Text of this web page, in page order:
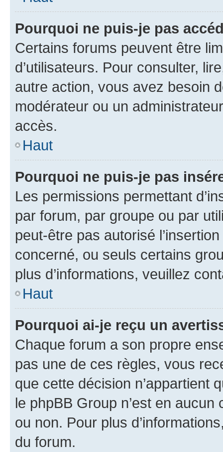
Pourquoi ne puis-je pas
Certains forums peuvent être
d’utilisateurs. Pour consulter,
autre action, vous avez besoin
modérateur ou un
accès.
Haut
Pourquoi ne puis-je pas
Les permissions permettant
par forum, par groupe ou par
peut-être pas autorisé
concerné, ou seuls certains
plus d’informations, veuillez
Haut
Pourquoi ai-je reçu un
Chaque forum a son propre
pas une de ces règles, vous
que cette décision n’appartient
le phpBB Group n’est en
ou non. Pour plus
du forum.